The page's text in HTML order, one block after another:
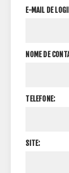
E-MAIL DE
NOME DE
TELEFONE:
SITE: